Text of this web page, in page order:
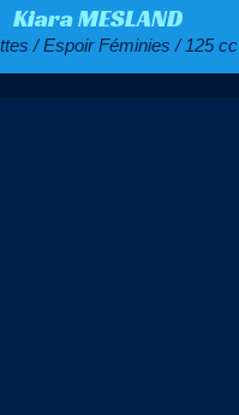
Kiara MESLAND
/ Espoir Féminies / 125 cc